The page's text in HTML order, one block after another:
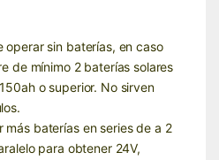
operar sin baterías, en caso
de mínimo 2baterías solares
o superior. No sirven
.
más baterías en series de a 2
para obtener 24V,